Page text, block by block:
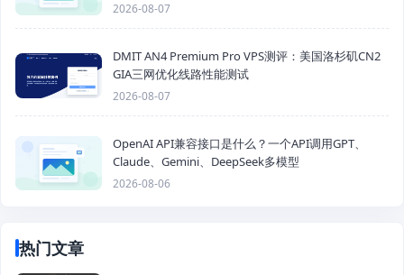
2026-08-07
DMIT AN4 Premium Pro VPS测评：美国洛杉矶CN2
GIA三网优化线路性能测试
2026-08-07
OpenAI API兼容接口是什么？一个API调用GPT、
Claude、Gemini、DeepSeek多模型
2026-08-06
热门文章